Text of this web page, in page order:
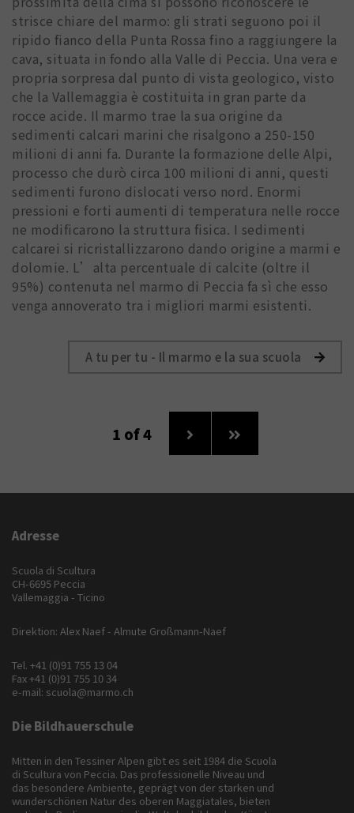
strisce chiare del marmo: gli strati seguono poi il
ripido fianco della Punta Rossa fino a raggiungere la
cava, situata in fondo alla Valle di Peccia. Una vera e
propria sorpresa dal punto di vista geologico, visto
che la Vallemaggia è costituita in gran parte da
rocce acide. Il marmo trae la sua origine da
sedimenti calcari marini che risalgono a 250-150
milioni di anni fa. Durante la formazione delle Alpi,
processo che durò circa 100 milioni di anni, questi
sedimenti furono dislocati verso nord. Enormi
pressioni e forti aumenti di temperatura nelle rocce
ne modificarono la struttura fisica. I sedimenti
calcarei si ricristallizzarono dando origine a marmi e
dolomie. L’alta percentuale di calcite (oltre il
95%) contenuta nel marmo di Peccia fa sì che esso
venga annoverato tra i migliori marmi esistenti.
A tu per tu - Il marmo e la sua scuola
1 of 4
Adresse
Scuola di Scultura
CH-6695 Peccia
Vallemaggia - Ticino
Direktion: Alex Naef - Almute Großmann-Naef
Tel. +41 (0)91 755 13 04
Fax +41 (0)91 755 10 34
e-mail: scuola@marmo.ch
Die Bildhauerschule
Mitten in den Tessiner Alpen gibt es seit 1984 die Scuola
di Scultura von Peccia. Das professionelle Niveau und
das besondere Ambiente, geprägt von der starken und
wunderschönen Natur des oberen Maggiatales, bieten